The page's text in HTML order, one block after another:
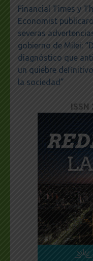
Navegación
de
entradas
Financial Times y
Economist
severas
gobierno de Milei:
diagnóstico que
un quiebre
la sociedad”
ISSN